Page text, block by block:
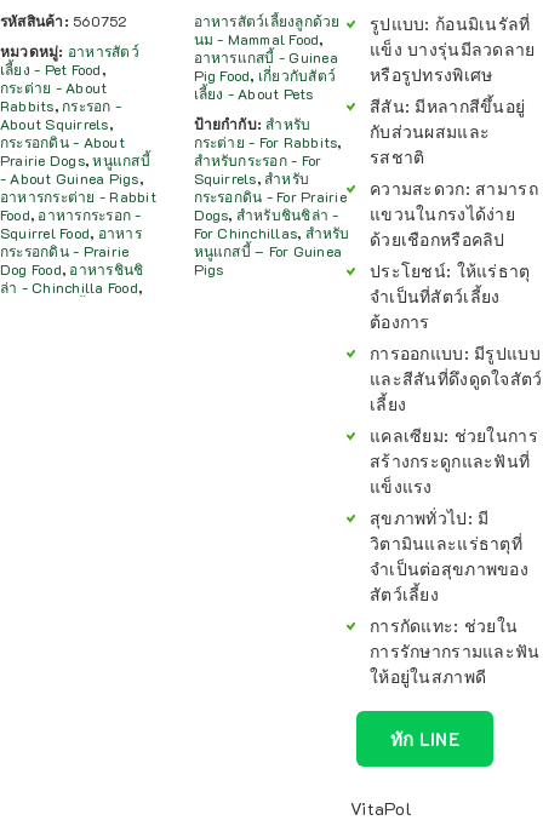
รหัสสินค้า: 560752
หมวดหมู่: อาหารสัตว์
เลี้ยง - Pet Food,
กระต่าย - About
Rabbits, กระรอก -
About Squirrels,
กระรอกดิน - About
Prairie Dogs,หนูแกสบี้
- About Guinea Pigs,
อาหารกระต่าย - Rabbit
Food, อาหารกระรอก -
Squirrel Food, อาหาร
กระรอกดิน - Prairie
Dog Food, อาหารชินชิ
ล่า - Chinchilla Food,
อาหารสัตว์เลี้ยงลูกด้วย
นม - Mammal Food,
อาหารแกสบี้ - Guinea
Pig Food, เกี่ยวกับสัตว์
เลี้ยง - About Pets
ป้ายกำกับ:สำหรับ
กระต่าย - For Rabbits,
สำหรับกระรอก - For
Squirrels,สำหรับ
กระรอกดิน - For Prairie
Dogs, สำหรับชินชิล่า -
For Chinchillas, สำหรับ
หนูแกสบี้ – For Guinea
Pigs
รูปแบบ: ก้อนมิเนรัลที่
แข็ง บางรุ่นมีลวดลาย
หรือรูปทรงพิเศษ
สีสัน: มีหลากสีขึ้นอยู่
กับส่วนผสมและ
รสชาติ
ความสะดวก: สามารถ
แขวนในกรงได้ง่าย
ด้วยเชือกหรือคลิป
ประโยชน์: ให้แร่ธาตุ
จำเป็นที่สัตว์เลี้ยง
ต้องการ
การออกแบบ: มีรูปแบบ
และสีสันที่ดึงดูดใจสัตว์
เลี้ยง
แคลเซียม: ช่วยในการ
สร้างกระดูกและฟันที่
แข็งแรง
สุขภาพทั่วไป: มี
วิตามินและแร่ธาตุที่
จำเป็นต่อสุขภาพของ
สัตว์เลี้ยง
การกัดแทะ: ช่วยใน
การรักษากรามและฟัน
ให้อยู่ในสภาพดี
ทัก LINE
VitaPol